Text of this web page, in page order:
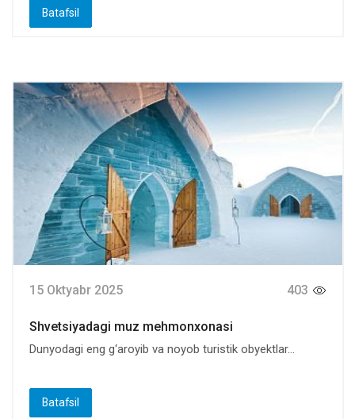
Batafsil
15 Oktyabr 2025 403
Shvetsiyadagi muz mehmonxonasi
Dunyodagi eng g‘aroyib va noyob turistik obyektlar...
Batafsil